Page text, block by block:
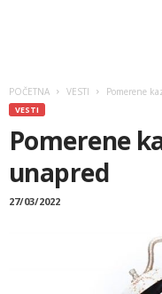
POČETNA VESTI Pomerene
VESTI
Pomerene
unapred
27/03/2022